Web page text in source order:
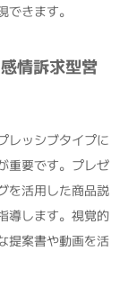
きます。
情訴求型営
レッシブタイプに
重要です。プレゼ
を活用した商品説
導します。視覚的
提案書や動画を活